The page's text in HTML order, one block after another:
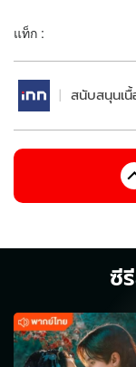
แท็ก :
สนับสนุนเนื้
ซี